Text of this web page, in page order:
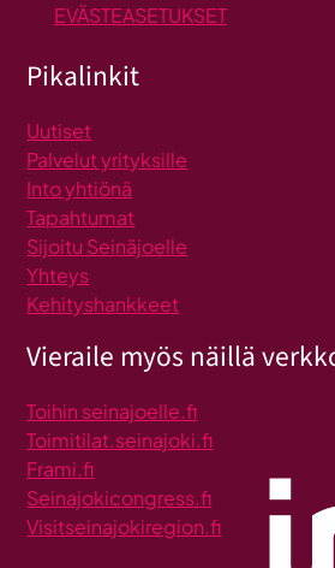
EVÄSTEASETUKSET
Pikalinkit
Uutiset
Palvelut yrityksille
Into yhtiönä
Tapahtumat
Sijoitu Seinäjoelle
Yhteys
Kehityshankkeet
Vieraile myös näillä
Toihin seinajoelle.fi
Toimitilat.seinajoki.fi
Frami.fi
Seinajokicongress.fi
Visitseinajokiregion.fi